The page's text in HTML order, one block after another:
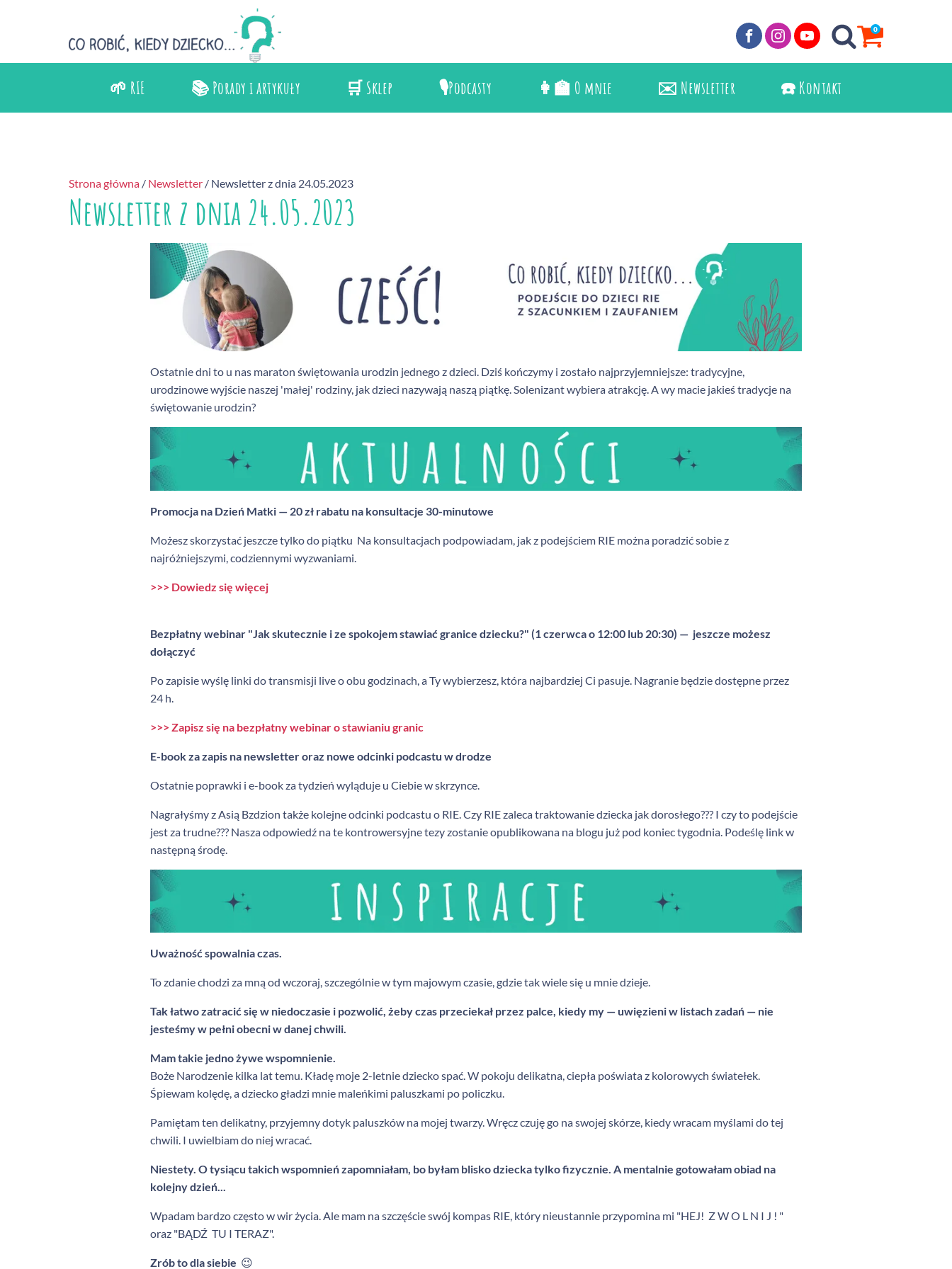
0
🌱 RIE 📚 Porady i artykuły 🛒 Sklep 🎙️Podcasty 👩‍🏫 O mnie ✉️ Newsletter ☎️ Kontakt
Strona główna / Newsletter / Newsletter z dnia 24.05.2023
Newsletter z dnia 24.05.2023
Ostatnie dni to u nas maraton świętowania urodzin jednego z dzieci. Dziś kończymy i zostało najprzyjemniejsze: tradycyjne,
urodzinowe wyjście naszej 'małej' rodziny, jak dzieci nazywają naszą piątkę. Solenizant wybiera atrakcję. A wy macie jakieś tradycje na
świętowanie urodzin?
Promocja na Dzień Matki — 20 zł rabatu na konsultacje 30-minutowe
Możesz skorzystać jeszcze tylko do piątku Na konsultacjach podpowiadam, jak z podejściem RIE można poradzić sobie z
najróżniejszymi, codziennymi wyzwaniami.
>>> Dowiedz się więcej
Bezpłatny webinar "Jak skutecznie i ze spokojem stawiać granice dziecku?" (1 czerwca o 12:00 lub 20:30) — jeszcze możesz
dołączyć
Po zapisie wyślę linki do transmisji live o obu godzinach, a Ty wybierzesz, która najbardziej Ci pasuje. Nagranie będzie dostępne przez
24 h.
>>> Zapisz się na bezpłatny webinar o stawianiu granic
E-book za zapis na newsletter oraz nowe odcinki podcastu w drodze
Ostatnie poprawki i e-book za tydzień wyląduje u Ciebie w skrzynce.
Nagrałyśmy z Asią Bzdzion także kolejne odcinki podcastu o RIE. Czy RIE zaleca traktowanie dziecka jak dorosłego??? I czy to podejście
jest za trudne??? Nasza odpowiedź na te kontrowersyjne tezy zostanie opublikowana na blogu już pod koniec tygodnia. Podeślę link w
następną środę.
Uważność spowalnia czas.
To zdanie chodzi za mną od wczoraj, szczególnie w tym majowym czasie, gdzie tak wiele się u mnie dzieje.
Tak łatwo zatracić się w niedoczasie i pozwolić, żeby czas przeciekał przez palce, kiedy my — uwięzieni w listach zadań — nie
jesteśmy w pełni obecni w danej chwili.
Mam takie jedno żywe wspomnienie.
Boże Narodzenie kilka lat temu. Kładę moje 2-letnie dziecko spać. W pokoju delikatna, ciepła poświata z kolorowych światełek.
Śpiewam kolędę, a dziecko gładzi mnie maleńkimi paluszkami po policzku.
Pamiętam ten delikatny, przyjemny dotyk paluszków na mojej twarzy. Wręcz czuję go na swojej skórze, kiedy wracam myślami do tej
chwili. I uwielbiam do niej wracać.
Niestety. O tysiącu takich wspomnień zapomniałam, bo byłam blisko dziecka tylko fizycznie. A mentalnie gotowałam obiad na
kolejny dzień...
Wpadam bardzo często w wir życia. Ale mam na szczęście swój kompas RIE, który nieustannie przypomina mi "HEJ! Z W O L N I J ! "
oraz "BĄDŹ TU I TERAZ".
Zrób to dla siebie 😉